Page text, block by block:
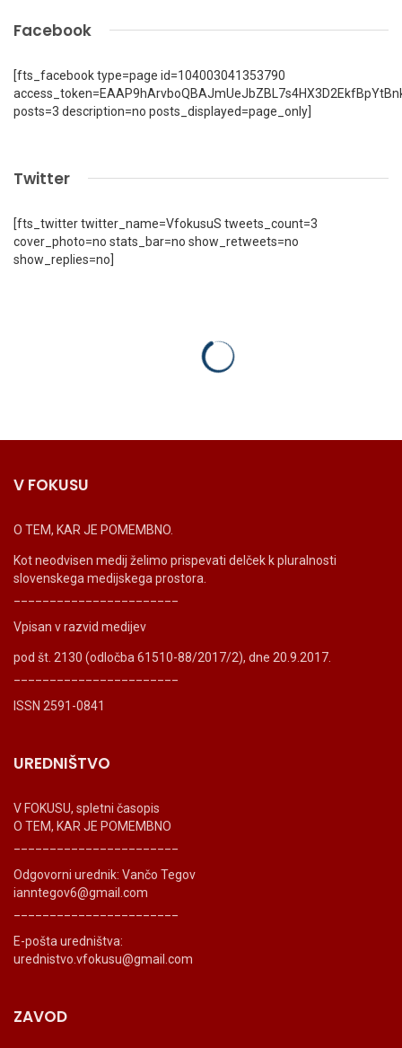
Facebook
[fts_facebook type=page id=104003041353790
posts=3 description=no posts_displayed=page_only]
Twitter
[fts_twitter twitter_name=VfokusuS tweets_count=3
cover_photo=no stats_bar=no show_retweets=no
show_replies=no]
V FOKUSU
O TEM, KAR JE POMEMBNO.
Kot neodvisen medij želimo prispevati delček k pluralnosti
slovenskega medijskega prostora.
Vpisan v razvid medijev
pod št. 2130 (odločba 61510-88/2017/2), dne 20.9.2017.
ISSN 2591-0841
UREDNIŠTVO
V FOKUSU, spletni časopis
O TEM, KAR JE POMEMBNO
Odgovorni urednik: Vančo Tegov
ianntegov6@gmail.com
E-pošta uredništva:
urednistvo.vfokusu@gmail.com
ZAVOD